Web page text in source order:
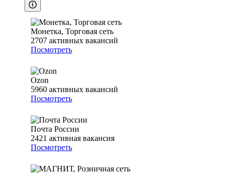
Монетка, Торговая сеть
2707 активных вакансий
Посмотреть
Ozon
5960 активных вакансий
Посмотреть
Почта России
2421 активная вакансия
Посмотреть